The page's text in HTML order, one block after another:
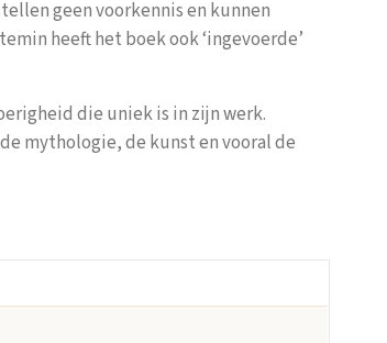
geen voorkennis en kunnen
heeft het boek ook ‘ingevoerde’
die uniek is in zijn werk.
mythologie, de kunst en vooral de